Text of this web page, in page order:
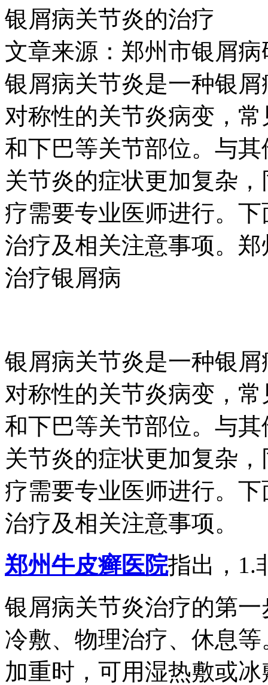
银屑病关节炎的治疗
文章来源：郑州市银屑病
银屑病关节炎是一种银
对称性的关节炎病变，
和下巴等关节部位。与
关节炎的症状更加复杂
疗需要专业医师进行。
治疗及相关注意事项。
治疗银屑病
银屑病关节炎是一种银
对称性的关节炎病变，
和下巴等关节部位。与
关节炎的症状更加复杂
疗需要专业医师进行。
治疗及相关注意事项。
郑州牛皮癣医院指出，1.
银屑病关节炎治疗的第
冷敷、物理治疗、休息
加重时，可用湿热敷或